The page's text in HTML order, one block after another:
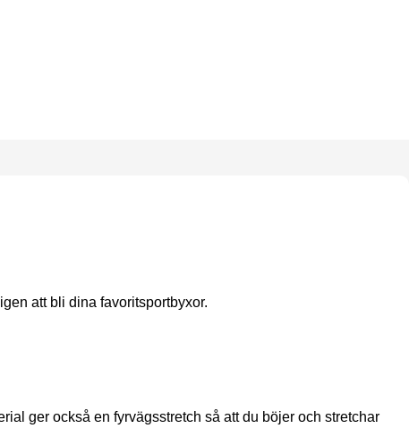
att bli dina favoritsportbyxor.
ger också en fyrvägsstretch så att du böjer och stretchar